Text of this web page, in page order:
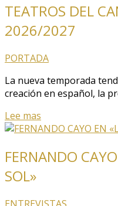
TEATROS DEL
2026/2027
PORTADA
La nueva temporada
creación en español, la
Lee mas
FERNANDO
SOL»
ENTREVISTAS